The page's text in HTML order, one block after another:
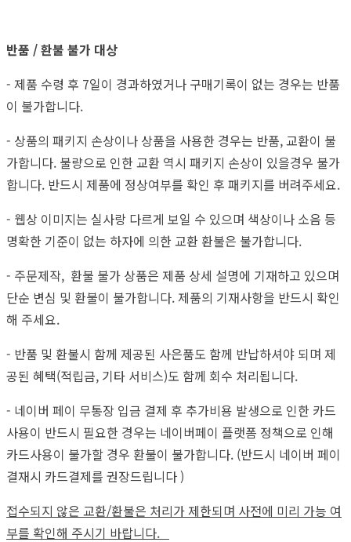
반품 / 환불 불가 대상
- 제품 수령 후 7일이 경과하였거나 구매기록이 없는 경우는 반품
이 불가합니다.
- 상품의 패키지 손상이나 상품을 사용한 경우는 반품, 교환이 불
가합니다. 불량으로 인한 교환 역시 패키지 손상이 있을경우 불가
합니다. 반드시 제품에 정상여부를 확인 후 패키지를 버려주세요.
- 웹상 이미지는 실사랑 다르게 보일 수 있으며 색상이나 소음 등
명확한 기준이 없는 하자에 의한 교환 환불은 불가합니다.
- 주문제작, 환불 불가 상품은 제품 상세 설명에 기재하고 있으며
단순 변심 및 환불이 불가합니다. 제품의 기재사항을 반드시 확인
해 주세요.
- 반품 및 환불시 함께 제공된 사은품도 함께 반납하셔야 되며 제
공된 혜택(적립금, 기타 서비스)도 함께 회수 처리됩니다.
- 네이버 페이 무통장 입금 결제 후 추가비용 발생으로 인한 카드
사용이 반드시 필요한 경우는 네이버페이 플랫폼 정책으로 인해
카드사용이 불가할 경우 환불이 불가합니다. (반드시 네이버 페이
결재시 카드결제를 권장드립니다 )
접수되지 않은 교환/환불은 처리가 제한되며 사전에 미리 가능 여
부를 확인해 주시기 바랍니다.